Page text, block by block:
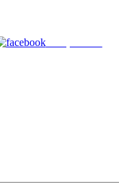
Compartilhar